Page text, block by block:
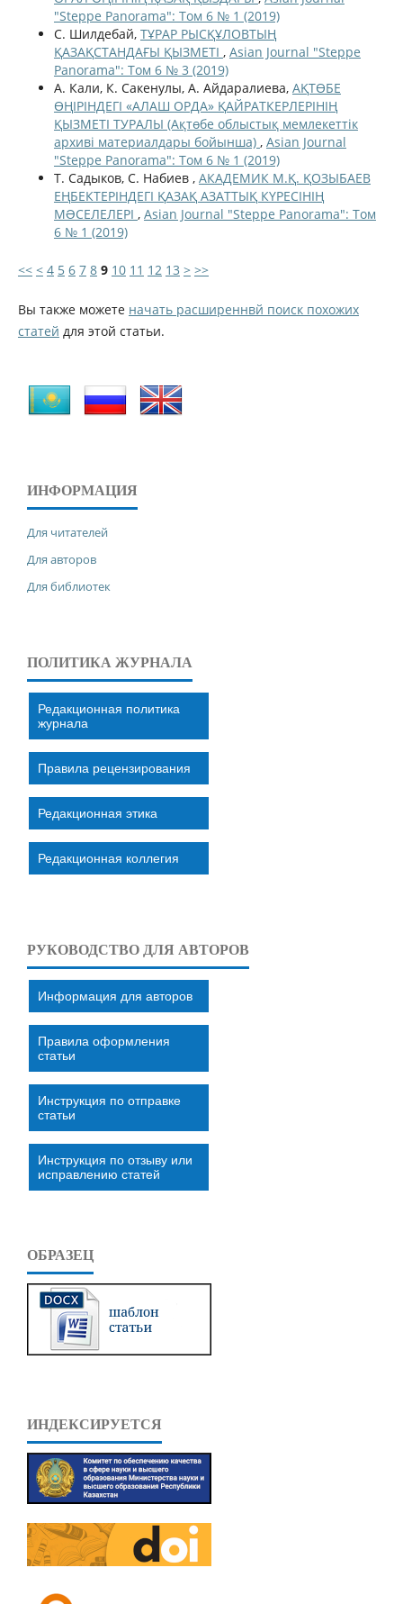
"Steppe Panorama": Том 6 № 1 (2019)
С. Шилдебай, ТҰРАР РЫСҚҰЛОВТЫҢ
ҚАЗАҚСТАНДАҒЫ ҚЫЗМЕТІ , Asian Journal "Steppe
Panorama": Том 6 № 3 (2019)
А. Кали, К. Сакенулы, А. Айдаралиева, АҚТӨБЕ
ӨҢІРІНДЕГІ «АЛАШ ОРДА» ҚАЙРАТКЕРЛЕРІНІҢ
ҚЫЗМЕТІ ТУРАЛЫ (Ақтөбе облыстық мемлекеттік
архиві материалдары бойынша) , Asian Journal
"Steppe Panorama": Том 6 № 1 (2019)
Т. Садыков, С. Набиев , АКАДЕМИК М.Қ. ҚОЗЫБАЕВ
ЕҢБЕКТЕРІНДЕГІ ҚАЗАҚ АЗАТТЫҚ КҮРЕСІНІҢ
МƏСЕЛЕЛЕРІ , Asian Journal "Steppe Panorama": Том
6 № 1 (2019)
<< < 4 5 6 7 8 9 10 11 12 13 > >>
Вы также можете начать расширеннвй поиск похожих
статей для этой статьи.
ИНФОРМАЦИЯ
Для читателей
Для авторов
Для библиотек
ПОЛИТИКА ЖУРНАЛА
Редакционная политика
журнала
Правила рецензирования
Редакционная этика
Редакционная коллегия
РУКОВОДСТВО ДЛЯ АВТОРОВ
Информация для авторов
Правила оформления
статьи
Инструкция по отправке
статьи
Инструкция по отзыву или
исправлению статей
ОБРАЗЕЦ
ИНДЕКСИРУЕТСЯ